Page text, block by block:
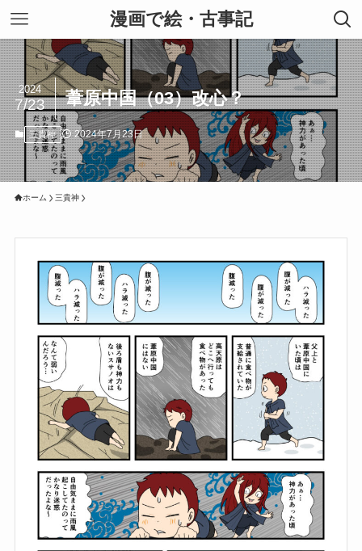
漫画で絵・古事記
葦原中国（03）改心？
2024
7/23
三貴神 2024年7月23日
ホーム 三貴神